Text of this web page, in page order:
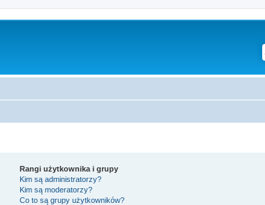
Rangi użytkownika i grupy
Kim są administratorzy?
Kim są moderatorzy?
Co to są grupy użytkowników?